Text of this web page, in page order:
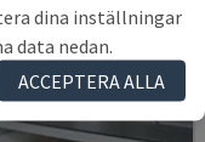
dina inställningar
data nedan.
ACCEPTERA ALLA